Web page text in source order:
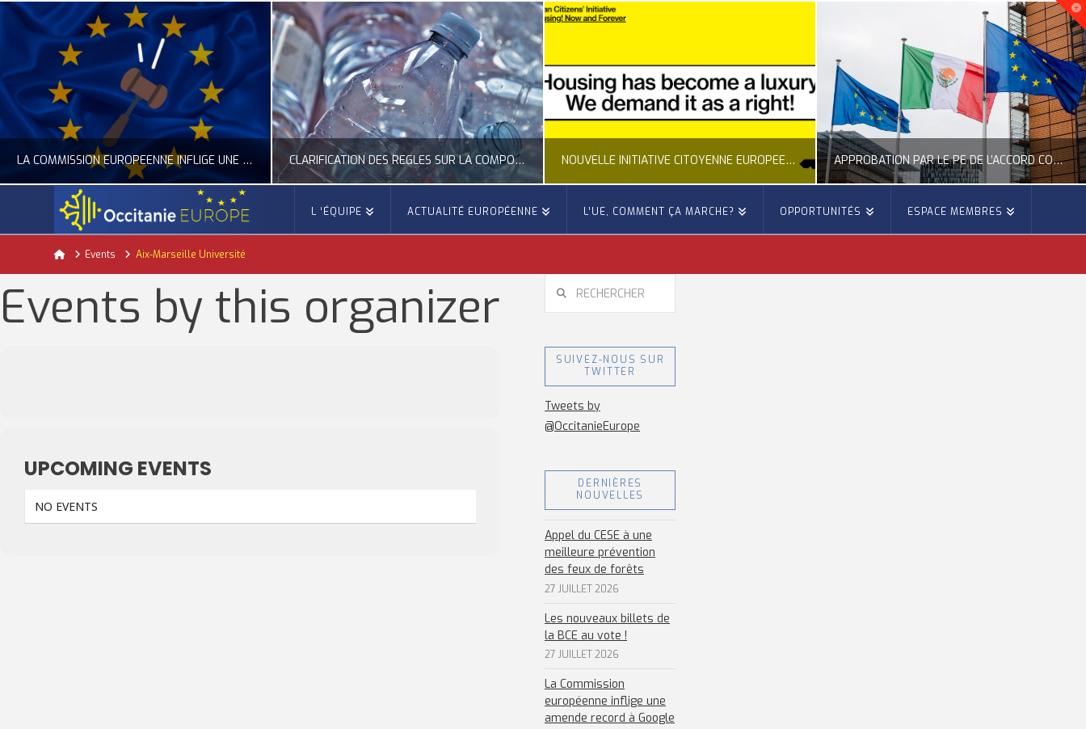
LA COMMISSION EUROPÉENNE INFLIGE UNE AMENDE RECORD À GOOGLE
ACTUALITÉ DE L'UNION EUROPÉENNE, ACTUALITÉ DE LA REPRÉSENTATION D’OCCITANIE EUROPE, NUMÉRIQUE- DIGITAL
JUILLET 24, 2026
CLARIFICATION DES RÈGLES SUR LA COMPOSITION DES BOUTEILLES PLASTIQUES
ACTUALITÉ DE L'UNION EUROPÉENNE, ACTUALITÉ DE LA REPRÉSENTATION D’OCCITANIE EUROPE, ECONOMIE CIRCULAIRE, ÉNERGIE - ENVIRONNEMENT - CLIMAT
JUILLET 24, 2026
NOUVELLE INITIATIVE CITOYENNE EUROPÉENNE SUR LE LOGEMENT
ACTUALITÉ DE L'UNION EUROPÉENNE, ACTUALITÉ DE LA REPRÉSENTATION D’OCCITANIE EUROPE, CITOYENNETÉ, LOGEMENT
JUILLET 24, 2026
APPROBATION PAR LE PE DE L’ACCORD COMMERCIAL ENTRE L’UE ET LE MEXIQUE
ACTION EXTÉRIEURE, ACTUALITÉ DE L'UNION EUROPÉENNE
L ‘ÉQUIPE ACTUALITÉ EUROPÉENNE L’UE, COMMENT ÇA MARCHE? OPPORTUNITÉS ESPACE MEMBRES
HomeEvents Aix-Marseille Université
Events by this organizer
UPCOMING EVENTS
NO EVENTS
SUIVEZ-NOUS SUR
TWITTER
Tweets by
@OccitanieEurope
DERNIÈRES
NOUVELLES
Appel du CESE à une
meilleure prévention
des feux de forêts
27 JUILLET 2026
Les nouveaux billets de
la BCE au vote !
27 JUILLET 2026
La Commission
européenne inflige une
amende record à Google